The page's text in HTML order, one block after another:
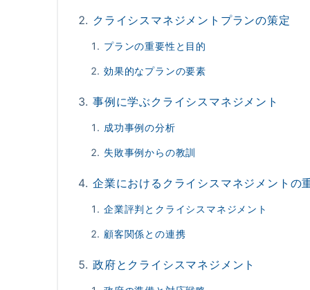
クライシスマネジメントプランの策定
プランの重要性と目的
効果的なプランの要素
事例に学ぶクライシスマネジメント
成功事例の分析
失敗事例からの教訓
企業におけるクライシスマネジメントの
企業評判とクライシスマネジメント
顧客関係との連携
政府とクライシスマネジメント